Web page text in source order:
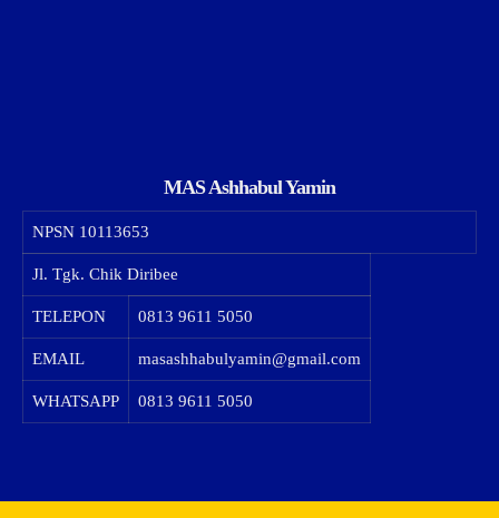
MAS Ashhabul Yamin
NPSN 10113653
Jl. Tgk. Chik Diribee
TELEPON 0813 9611 5050
EMAIL masashhabulyamin@gmail.com
WHATSAPP 0813 9611 5050